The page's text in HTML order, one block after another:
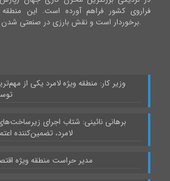
فراروی کشور فراهم آورده است. این
برخوردار است و نقش بارزی در صنعتی شدن استان فارس ایفا می کند.
وزیر کار: منطقه ویژه لامرد یکی از
برهانی نائینی: شتاب اجرای
لامرد، تضمین‌کننده
مدیر حراست منطقه ویژه